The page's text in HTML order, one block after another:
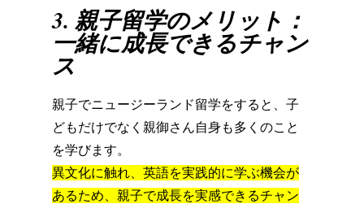
3. 親子留学のメリット：
一緒に成長できるチャン
ス
親子でニュージーランド留学をすると、子
どもだけでなく親御さん自身も多くのこと
を学びます。
異文化に触れ、英語を実践的に学ぶ機会が
あるため、親子で成長を実感できるチャン